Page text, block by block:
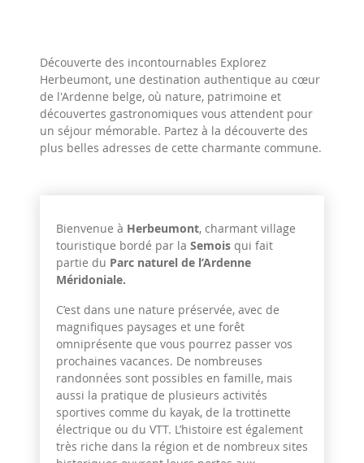
Découverte des incontournables Explorez
Herbeumont, une destination authentique au cœur
de l'Ardenne belge, où nature, patrimoine et
découvertes gastronomiques vous attendent pour
un séjour mémorable. Partez à la découverte des
plus belles adresses de cette charmante commune.
Bienvenue à Herbeumont, charmant village
touristique bordé par la Semois qui fait
partie du Parc naturel de l’Ardenne
Méridoniale.
C’est dans une nature préservée, avec de
magnifiques paysages et une forêt
omniprésente que vous pourrez passer vos
prochaines vacances. De nombreuses
randonnées sont possibles en famille, mais
aussi la pratique de plusieurs activités
sportives comme du kayak, de la trottinette
électrique ou du VTT. L’histoire est également
très riche dans la région et de nombreux sites